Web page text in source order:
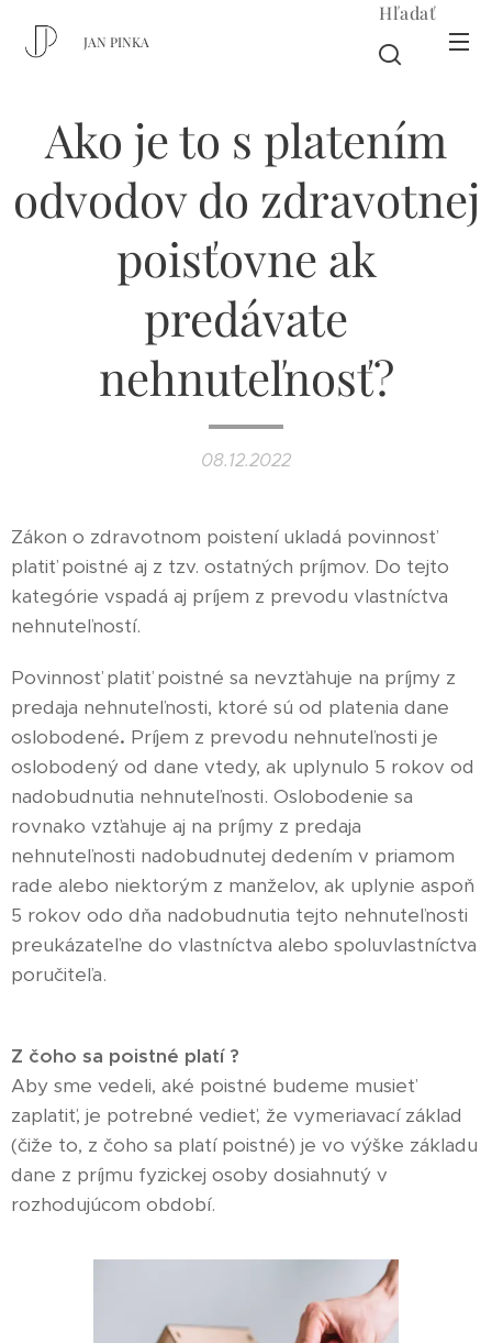
JAN PINKA
Hľadať
Ako je to s platením
odvodov do zdravotnej
poisťovne ak
predávate
nehnuteľnosť?
08.12.2022
Zákon o zdravotnom poistení ukladá povinnosť
platiť poistné aj z tzv. ostatných príjmov. Do tejto
kategórie vspadá aj príjem z prevodu vlastníctva
nehnuteľností.
Povinnosť platiť poistné sa nevzťahuje na príjmy z
predaja nehnuteľnosti, ktoré sú od platenia dane
oslobodené. Príjem z prevodu nehnuteľnosti je
oslobodený od dane vtedy, ak uplynulo 5 rokov od
nadobudnutia nehnuteľnosti. Oslobodenie sa
rovnako vzťahuje aj na príjmy z predaja
nehnuteľnosti nadobudnutej dedením v priamom
rade alebo niektorým z manželov, ak uplynie aspoň
5 rokov odo dňa nadobudnutia tejto nehnuteľnosti
preukázateľne do vlastníctva alebo spoluvlastníctva
poručiteľa.
Z čoho sa poistné platí ?
Aby sme vedeli, aké poistné budeme musieť
zaplatiť, je potrebné vedieť, že vymeriavací základ
(čiže to, z čoho sa platí poistné) je vo výške základu
dane z príjmu fyzickej osoby dosiahnutý v
rozhodujúcom období.